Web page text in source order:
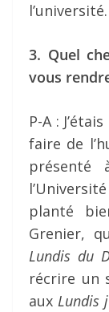
l’université.
3. Quel
vous
P-A :
faire de
présenté
planté
Grenier,
Lundis du
récrire un
auxLundis